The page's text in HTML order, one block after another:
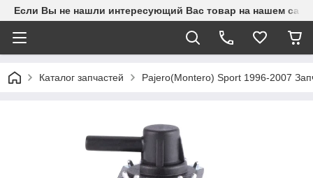
Если Вы не нашли интересующий Вас товар на нашем
Каталог запчастей Pajero(Montero) Sport 1996-2007